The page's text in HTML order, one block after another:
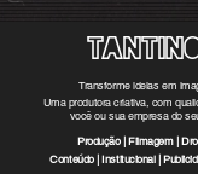
Transforme ideias em
Uma produtora criativa, com
você ou sua empresa do
Produção | Filmagem |
Conteúdo | Institucional |